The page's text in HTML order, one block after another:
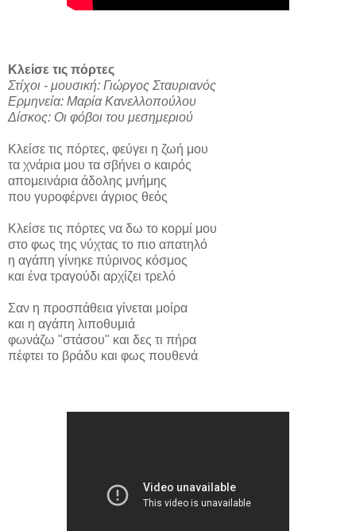
Κλείσε τις πόρτες
Στίχοι - μουσική: Γιώργος Σταυριανός
Ερμηνεία: Μαρία Κανελλοπούλου
Δίσκος: Οι φόβοι του μεσημεριού
Κλείσε τις πόρτες, φεύγει η ζωή μου
τα χνάρια μου τα σβήνει ο καιρός
απομεινάρια άδολης μνήμης
που γυροφέρνει άγριος θεός
Κλείσε τις πόρτες να δω το κορμί μου
στο φως της νύχτας το πιο απατηλό
η αγάπη γίνηκε πύρινος κόσμος
και ένα τραγούδι αρχίζει τρελό
Σαν η προσπάθεια γίνεται μοίρα
και η αγάπη λιποθυμιά
φωνάζω "στάσου" και δες τι πήρα
πέφτει το βράδυ και φως πουθενά